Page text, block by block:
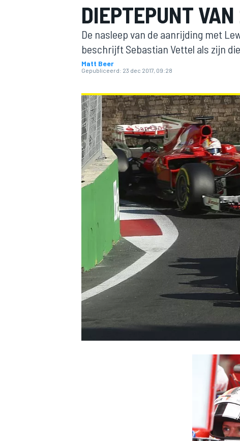
MOTOGP
INDYCAR
DIEPTEPUNT
De nasleep van de aanrijding met
beschrijft Sebastian Vettel als zijn
Matt Beer
Gepubliceerd: 23 dec 2017, 09:28